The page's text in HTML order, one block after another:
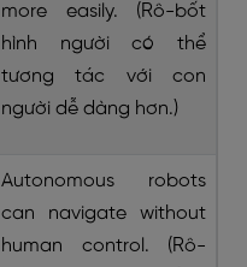
more easily. (Rô-bốt
hình người có thể
tương tác với con
người dễ dàng hơn.)
Autonomous robots
can navigate without
human control. (Rô-